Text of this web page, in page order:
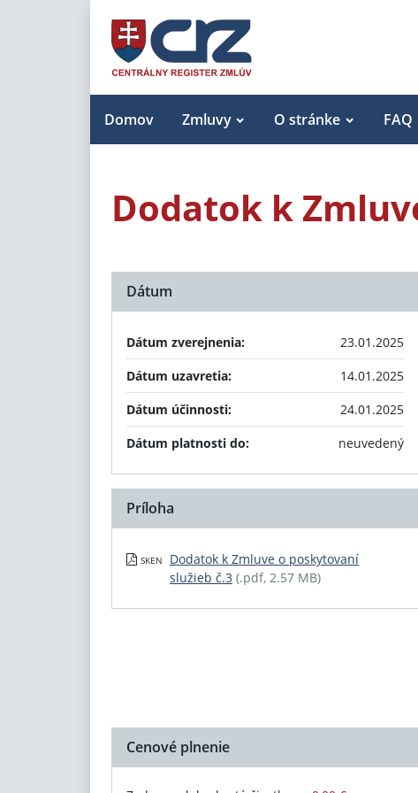
Domov Zmluvy O stránke FAQ
Dodatok k
Dátum
Dátum zverejnenia:
23.01.2025
Dátum uzavretia:
14.01.2025
Dátum účinnosti:
24.01.2025
Dátum platnosti do:
neuvedený
Príloha
SKEN
Dodatok k Zmluve o poskytovaní
služieb č.3 (.pdf, 2.57 MB)
Cenové plnenie